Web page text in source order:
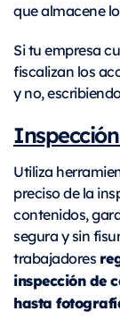
que almacene
Si tu empresa
fiscalizan los
y no,
Utiliza
preciso de la
contenidos,
segura y sin
trabajadores
inspección de
hasta